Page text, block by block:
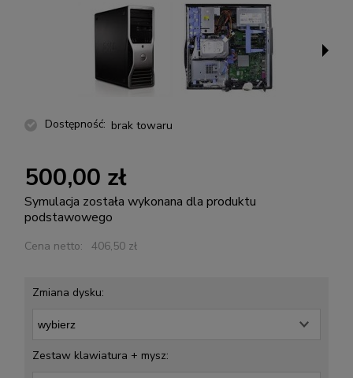
Dostępność: brak towaru
500,00 zł
Symulacja została wykonana dla produktu
podstawowego
Cena netto: 406,50 zł
Zmiana dysku:
Zestaw klawiatura + mysz: